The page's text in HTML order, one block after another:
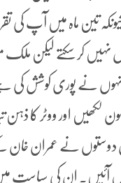
تین ماہ میں آپ کی
نہیں کر سکتے لیکن ملک
نے پوری کوشش کی ہے
لکھیں اور ووٹر کا ذہن
نے عمران خان کے
آئیں۔ ان کی سیاست میں